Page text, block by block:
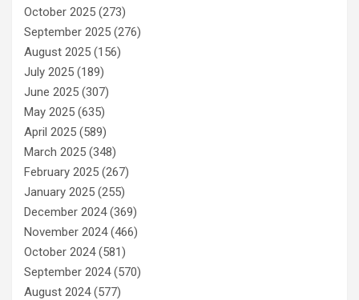
October 2025 (273)
September 2025 (276)
August 2025 (156)
July 2025 (189)
June 2025 (307)
May 2025 (635)
April 2025 (589)
March 2025 (348)
February 2025 (267)
January 2025 (255)
December 2024(369)
November 2024(466)
October 2024(581)
September 2024(570)
August 2024(577)